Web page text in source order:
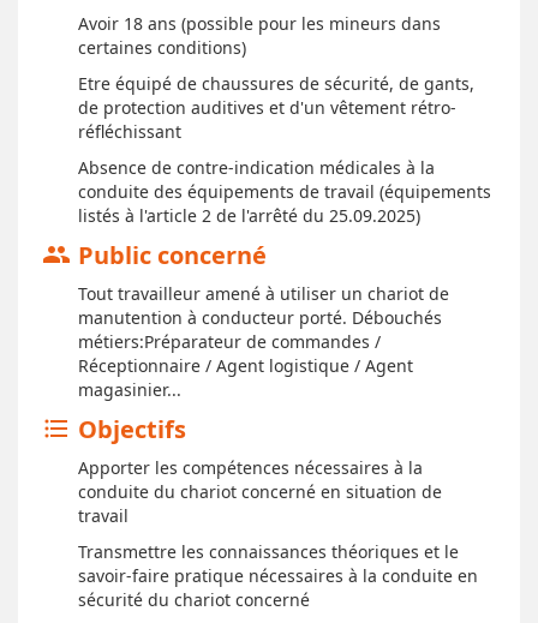
Avoir 18 ans (possible pour les mineurs dans
certaines conditions)
Etre équipé de chaussures de sécurité, de gants,
de protection auditives et d'un vêtement rétro-
réfléchissant
Absence de contre-indication médicales à la
conduite des équipements de travail (équipements
listés à l'article 2 de l'arrêté du 25.09.2025)
group Public concerné
Tout travailleur amené à utiliser un chariot de
manutention à conducteur porté. Débouchés
métiers:Préparateur de commandes /
Réceptionnaire / Agent logistique / Agent
magasinier...
format_list_bulleted Objectifs
Apporter les compétences nécessaires à la
conduite du chariot concerné en situation de
travail
Transmettre les connaissances théoriques et le
savoir-faire pratique nécessaires à la conduite en
sécurité du chariot concerné